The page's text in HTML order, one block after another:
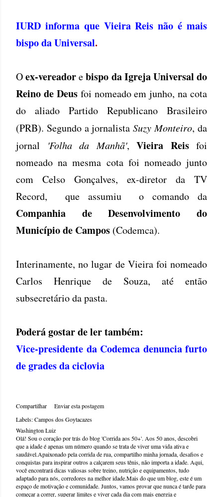
IURD informa que Vieira Reis não é mais
bispo da Universal.
Oex-vereadorebispo da Igreja Universal do
Reino de Deusfoi nomeado em junho, na cota
do aliado Partido Republicano Brasileiro
(PRB). Segundo a jornalistaSuzy Monteiro, da
jornal 'Folha da Manhã', Vieira Reisfoi
nomeado na mesma cota foi nomeado junto
com Celso Gonçalves, ex-diretor da TV
Record, que assumiu o comando da
Companhia de Desenvolvimento do
Município de Campos (Codemca).
Interinamente, no lugar de Vieira foi nomeado
Carlos Henrique de Souza, até então
subsecretário da pasta.
Poderá gostar de ler também:
Vice-presidente da Codemca denuncia furto
de grades da ciclovia
Compartilhar
Enviar esta postagem
Labels:Campos dos Goytacazes
Washington Luiz
Olá! Sou o coração por trás do blog 'Corrida aos 50+'. Aos 50 anos, descobri
que a idade é apenas um número quando se trata de viver uma vida ativa e
saudável.Apaixonado pela corrida de rua, compartilho minha jornada, desafios e
conquistas para inspirar outros a calçarem seus tênis, não importa a idade. Aqui,
você encontrará dicas valiosas sobre treino, nutrição e equipamentos, tudo
adaptado para nós, corredores na melhor idade.Mais do que um blog, este é um
espaço de motivação e comunidade. Juntos, vamos provar que nunca é tarde para
começar a correr, superar limites e viver cada dia com mais energia e